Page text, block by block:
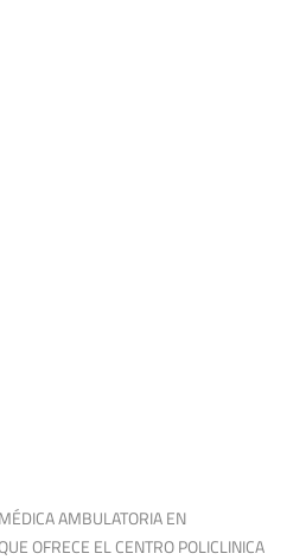
AMBULATORIA EN
OFRECE EL CENTRO POLICLINICA